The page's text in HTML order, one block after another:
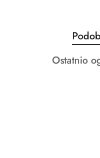
Pomiń karuzelę
o
Produkty
Ostatnio